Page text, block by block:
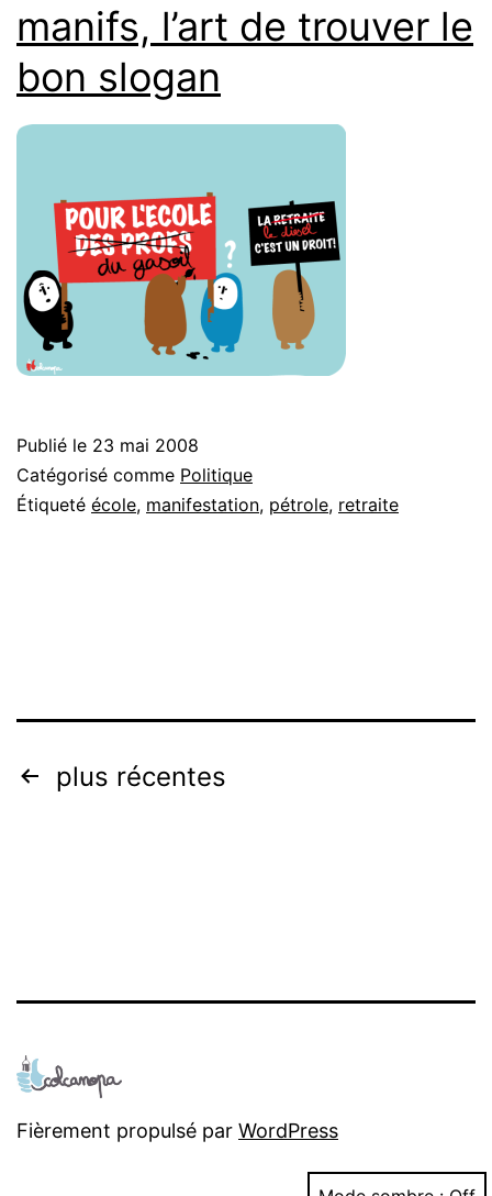
manifs, l’art de trouver le
bon slogan
Publié le 23 mai 2008
Catégorisé comme Politique
Étiqueté école, manifestation, pétrole, retraite
Navigation
plus récentes
Fièrement propulsé par WordPress